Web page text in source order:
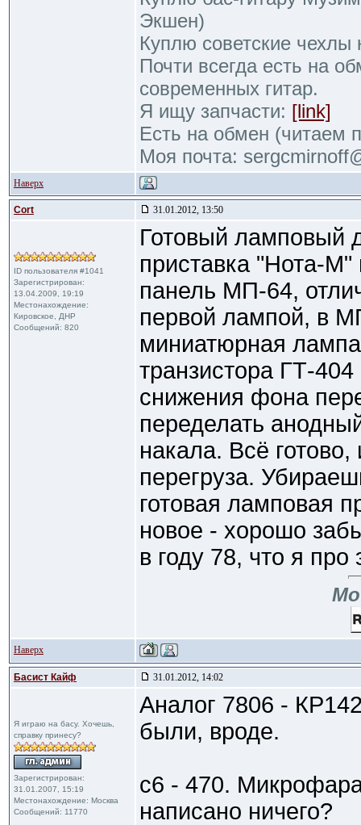
Экшен)
Куплю советские чехлы
Почти всегда есть на
современных гитар.
Я ищу запчасти: [link]
Есть на обмен (читаем
Моя почта:
Наверх
Cort 31.01.2012, 13:50
ID пользователя #1041
Зарегистрирован:
13.04.2009, 19:19
Местонахождение:
Кировское, ДНР
Сообщений: 820
Готовый ламповый
приставка "Нота-
панель МП-64,
первой лампой, в
миниатюрная
транзистора ГТ-
снижения фона
переделать
накала. Всё
перегруза.
готовая ламповая
новое - хорошо
в году 78, что я про
Наверх
Басист Кайф 31.01.2012, 14:02
Я играю на басу. Хочешь,
справку принесу?
Зарегистрирован:
31.01.2007, 15:19
Местонахождение: Москва
Сообщений: 11770
Аналог 7806 -
были, вроде.
с6 - 470.
написано ничего?